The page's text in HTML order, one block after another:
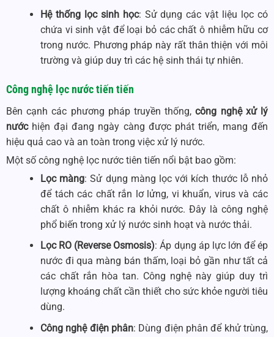
Hệ thống lọc sinh học: Sử dụng các vật liệu lọc có
chứa vi sinh vật để loại bỏ các chất ô nhiễm hữu cơ
trong nước. Phương pháp này rất thân thiện với môi
trường và giúp duy trì các hệ sinh thái tự nhiên.
Công nghệ lọc nước tiến tiến
Bên cạnh các phương pháp truyền thống,công nghệ xử lý
nướchiện đại đang ngày càng được phát triển, mang đến
hiệu quả cao và an toàn trong việc xử lý nước.
Một số công nghệ lọc nước tiên tiến nổi bật bao gồm:
Lọc màng: Sử dụng màng lọc với kích thước lỗ nhỏ
để tách các chất rắn lơ lửng, vi khuẩn, virus và các
chất ô nhiễm khác ra khỏi nước. Đây là công nghệ
phổ biến trong xử lý nước sinh hoạt và nước thải.
Lọc RO (Reverse Osmosis): Áp dụng áp lực lớn để ép
nước đi qua màng bán thấm, loại bỏ gần như tất cả
các chất rắn hòa tan. Công nghệ này giúp duy trì
lượng khoáng chất cần thiết cho sức khỏe người tiêu
dùng.
Công nghệ điện phân: Dùng điện phân để khử trùng,